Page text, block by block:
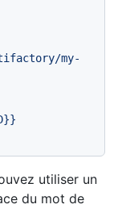
my-
utiliser un
du mot de